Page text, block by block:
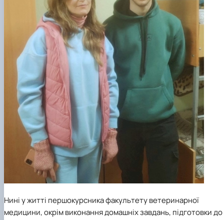
Нині у житті першокурсника факультету ветеринарної
медицини, окрім виконання домашніх завдань, підготовки до